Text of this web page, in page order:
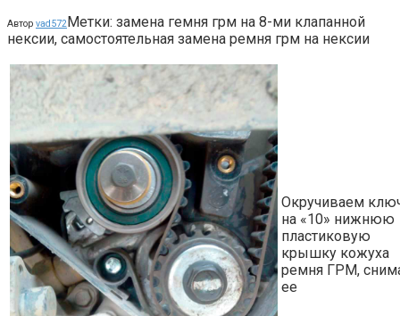
Автор vad572Метки: замена гемня грм на 8-ми клапанной
нексии, самостоятельная замена ремня грм на нексии
Окручиваем
на «10» нижнюю
пластиковую
крышку кожуха
ремня ГРМ,
ее